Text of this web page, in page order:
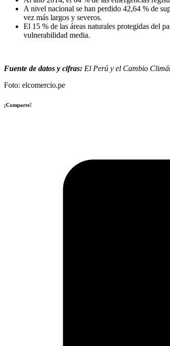
A nivel nacional se han perdido 42,64 % de
vez más largos y severos.
El 15 % de las áreas naturales protegidas del
vulnerabilidad media.
Fuente de datos y cifras: El Perú y el Cambio
Foto: elcomercio.pe
¡Comparte!